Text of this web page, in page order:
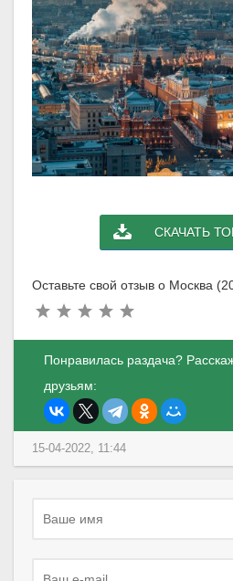
СКАЧАТЬ
Оставьте свой отзыв о Москва
Понравилась раздача?
друзьям:
15-04-2022, 11:44